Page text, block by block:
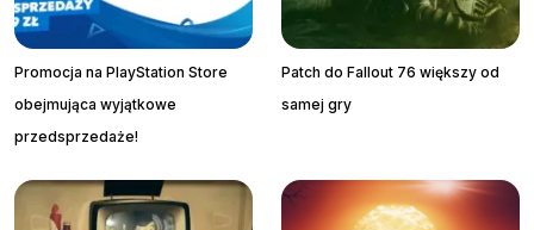
Promocja na PlayStation Store
obejmująca wyjątkowe
przedsprzedaże!
Patch do Fallout 76 większy od
samej gry